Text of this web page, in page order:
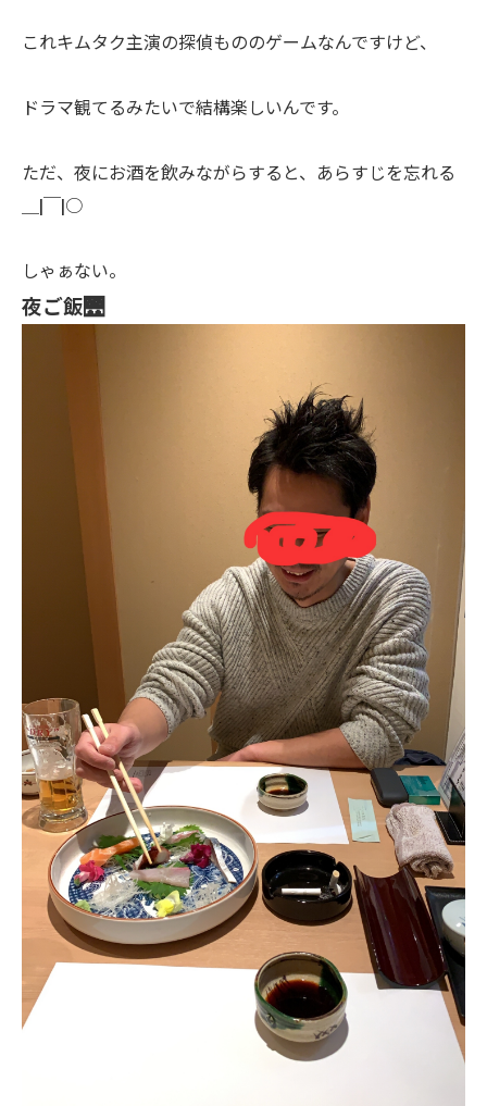
これキムタク主演の探偵もののゲームなんですけど、
ドラマ観てるみたいで結構楽しいんです。
ただ、夜にお酒を飲みながらすると、あらすじを忘れる
＿|￣|○
しゃぁない。
夜ご飯🌉